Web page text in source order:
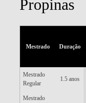
Propinas
Mestrado Duração
Mestrado
Regular
1.5 anos
Mestrado